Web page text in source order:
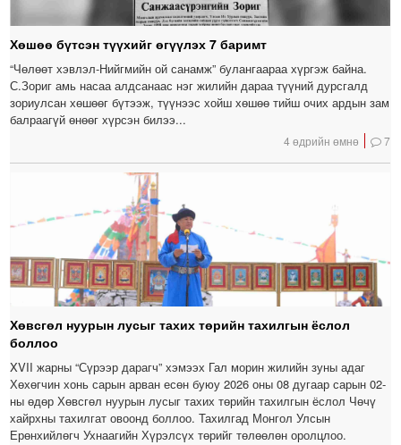
Хөшөө бүтсэн түүхийг өгүүлэх 7 баримт
“Чөлөөт хэвлэл-Нийгмийн ой санамж” булангаараа хүргэж байна.
С.Зориг амь насаа алдсанаас нэг жилийн дараа түүний дурсгалд
зориулсан хөшөөг бүтээж, түүнээс хойш хөшөө тийш очих ардын зам
балраагүй өнөөг хүрсэн билээ...
4 өдрийн өмнө 7
Хөвсгөл нуурын лусыг тахих төрийн тахилгын ёслол
боллоо
XVII жарны “Сүрээр дарагч” хэмээх Гал морин жилийн зуны адаг
Хөхөгчин хонь сарын арван есөн буюу 2026 оны 08 дугаар сарын 02-
ны өдөр Хөвсгөл нуурын лусыг тахих төрийн тахилгын ёслол Чөчү
хайрхны тахилгат овоонд боллоо. Тахилгад Монгол Улсын
Ерөнхийлөгч Ухнаагийн Хүрэлсүх төрийг төлөөлөн оролцлоо.